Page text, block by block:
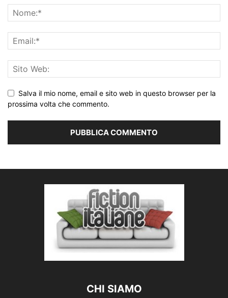
Salva il mio nome, email e sito web in questo browser per la
prossima volta che commento.
CHI SIAMO